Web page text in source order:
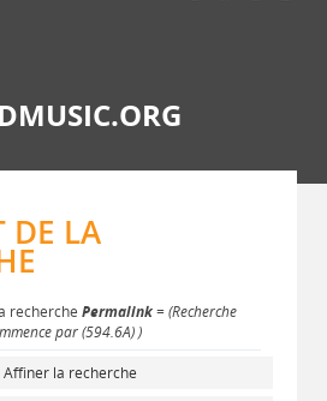
DE LA
recherche Permalink= (Recherche
par (594.6A) )
Affiner la recherche